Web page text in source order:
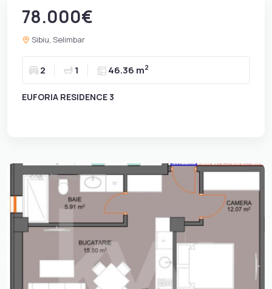
78.000€
Sibiu, Selimbar
2 1 46.36 m2
EUFORIA RESIDENCE 3